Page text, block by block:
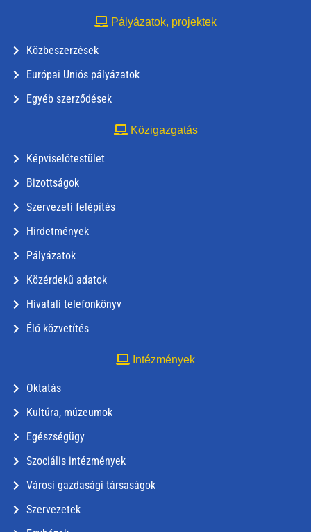
Pályázatok, projektek
Közbeszerzések
Európai Uniós pályázatok
Egyéb szerződések
Közigazgatás
Képviselőtestület
Bizottságok
Szervezeti felépítés
Hirdetmények
Pályázatok
Közérdekű adatok
Hivatali telefonkönyv
Élő közvetítés
Intézmények
Oktatás
Kultúra, múzeumok
Egészségügy
Szociális intézmények
Városi gazdasági társaságok
Szervezetek